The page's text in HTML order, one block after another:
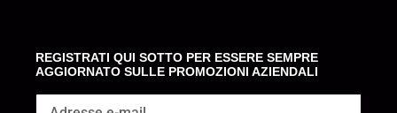
REGISTRATI QUI SOTTO PER ESSERE SEMPRE
AGGIORNATO SULLE PROMOZIONI AZIENDALI